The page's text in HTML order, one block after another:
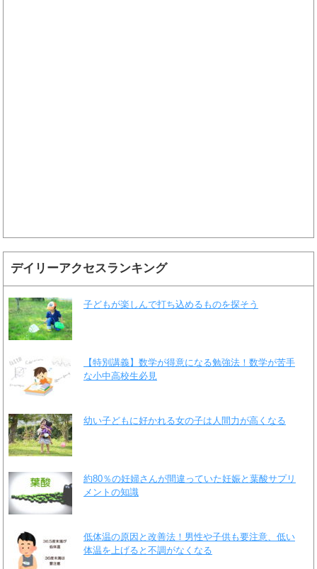
デイリーアクセスランキング
子どもが楽しんで打ち込めるものを探そう
【特別講義】数学が得意になる勉強法！数学が苦手
な小中高校生必見
幼い子どもに好かれる女の子は人間力が高くなる
約80％の妊婦さんが間違っていた妊娠と葉酸サプリ
メントの知識
低体温の原因と改善法！男性や子供も要注意、低い
体温を上げると不調がなくなる